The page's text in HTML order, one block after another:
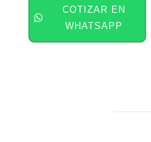
COTIZAR EN
WHATSAPP